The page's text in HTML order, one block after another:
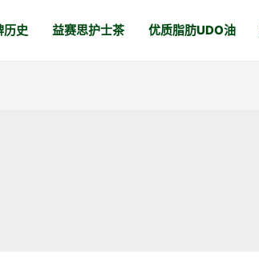
历史 益赛思护士茶 优质脂肪UDO油